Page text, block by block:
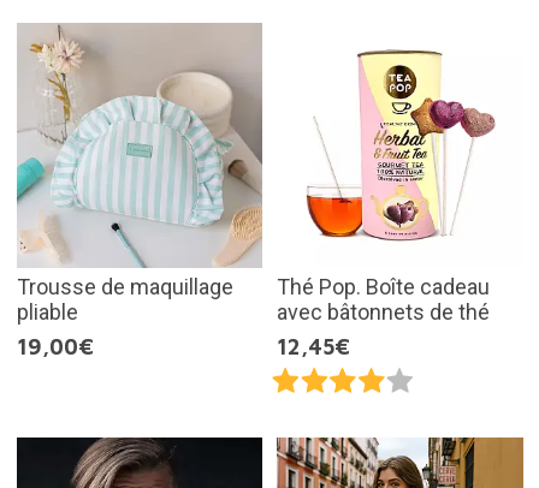
Trousse de maquillage
pliable
19,00€
Thé Pop. Boîte cadeau
avec bâtonnets de thé
12,45€